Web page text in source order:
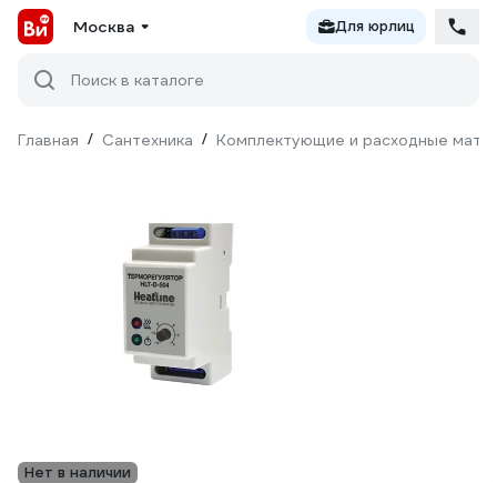
Москва Для юрлиц
Поиск в каталоге
Главная / Сантехника / Комплектующие и расходные
Нет в наличии